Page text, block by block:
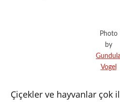
Photo
by
Gundula
Vogel
Çiçekler ve hayvanlar çok